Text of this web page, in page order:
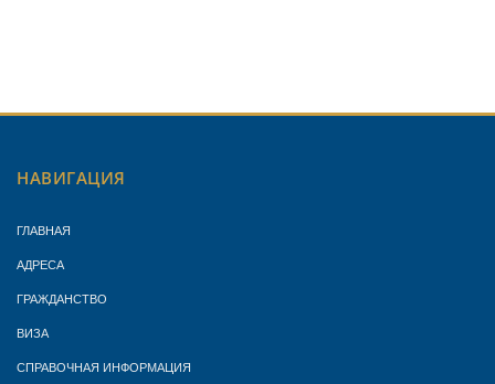
НАВИГАЦИЯ
ГЛАВНАЯ
АДРЕСА
ГРАЖДАНСТВО
ВИЗА
СПРАВОЧНАЯ ИНФОРМАЦИЯ